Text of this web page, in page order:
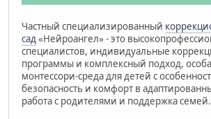
Частный специализированный
сад«Нейроангел» - это
специалистов, индивидуальные
программы и комплексный подход,
монтессори-среда для детей с
безопасность и комфорт в
работа с родителями и поддержка семей.